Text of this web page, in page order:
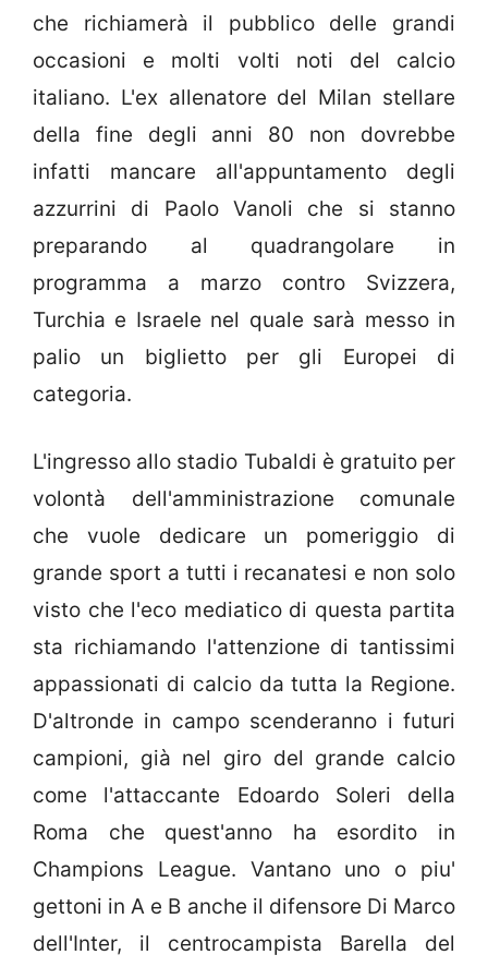
che richiamerà il pubblico delle grandi
occasioni e molti volti noti del calcio
italiano. L'ex allenatore del Milan stellare
della fine degli anni 80 non dovrebbe
infatti mancare all'appuntamento degli
azzurrini di Paolo Vanoli che si stanno
preparando al quadrangolare in
programma a marzo contro Svizzera,
Turchia e Israele nel quale sarà messo in
palio un biglietto per gli Europei di
categoria.
L'ingresso allo stadio Tubaldi è gratuito per
volontà dell'amministrazione comunale
che vuole dedicare un pomeriggio di
grande sport a tutti i recanatesi e non solo
visto che l'eco mediatico di questa partita
sta richiamando l'attenzione di tantissimi
appassionati di calcio da tutta la Regione.
D'altronde in campo scenderanno i futuri
campioni, già nel giro del grande calcio
come l'attaccante Edoardo Soleri della
Roma che quest'anno ha esordito in
Champions League. Vantano uno o piu'
gettoni in A e B anche il difensore Di Marco
dell'Inter, il centrocampista Barella del